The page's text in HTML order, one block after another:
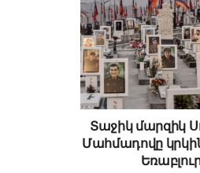
Տաջիկ մարզիկ
Մահմադովը կրկին